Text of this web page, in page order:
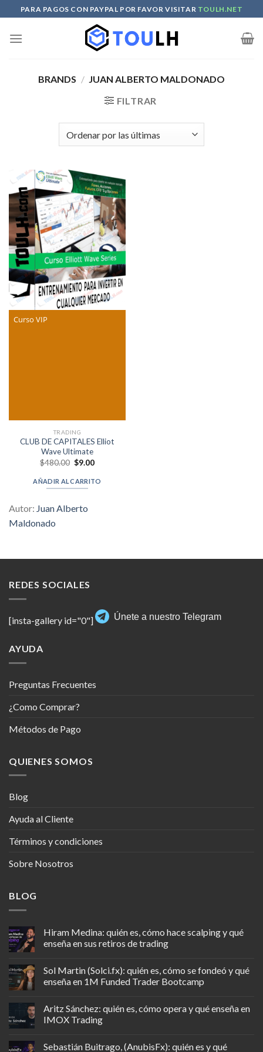
to
content
PARA PAGOS CON PAYPAL POR FAVOR VISITAR TOULH.NET
BRANDS / JUAN ALBERTO MALDONADO
FILTRAR
Curso VIP
TRADING
CLUB DE CAPITALES Elliot
Wave Ultimate
$480.00 Original
was:
$480.00.
$9.00Current
is:
$9.00.
AÑADIR AL CARRITO
Autor: Juan Alberto
Maldonado
REDES SOCIALES
[insta-gallery id="0"] Únete a nuestro Telegram
AYUDA
Preguntas Frecuentes
¿Como Comprar?
Métodos de Pago
QUIENES SOMOS
Blog
Ayuda al Cliente
Términos y condiciones
Sobre Nosotros
BLOG
Hiram Medina: quién es, cómo hace scalping y qué
enseña en sus retiros de trading
Sol Martin (Solci.fx): quién es, cómo se fondeó y qué
enseña en 1M Funded Trader Bootcamp
Aritz Sánchez: quién es, cómo opera y qué enseña en
IMOX Trading
Sebastián Buitrago, (AnubisFx): quién es y qué